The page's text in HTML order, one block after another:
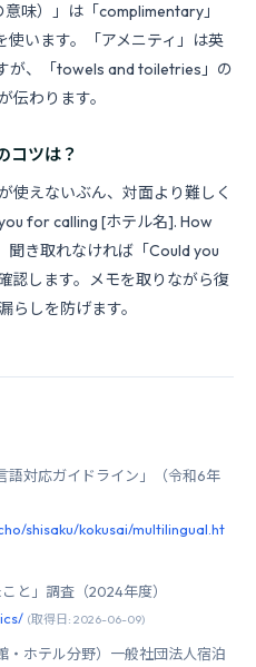
味）」は「complimentary」
います。「アメニティ」は英
が、「towels and toiletries」の
伝わります。
コツは？
使えないぶん、対面より難しく
for calling [ホテル名]. How
聞き取れなければ「Could you
認します。メモを取りながら復
らしを防げます。
語対応ガイドライン」（令和6年
shisaku/kokusai/multilingual.ht
と」調査（2024年度）
(取得日: 2026-06-09)
・ホテル分野）一般社団法人宿泊